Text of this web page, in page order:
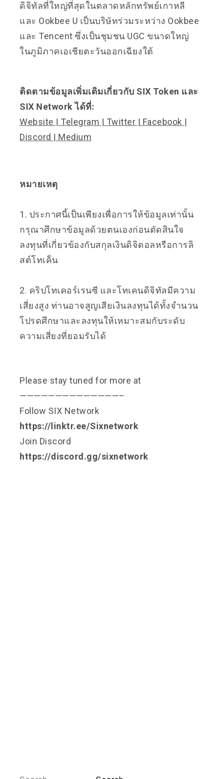
ดิจิทัลที่ใหญ่ที่สุดในตลาดหลักทรัพย์เกาหลี
และ Ookbee U เป็นบริษัทร่วมระหว่าง Ookbee
และ Tencent ซึ่งเป็นชุมชน UGC ขนาดใหญ่
ในภูมิภาคเอเชียตะวันออกเฉียงใต้
ติดตามข้อมูลเพิ่มเติมเกี่ยวกับ SIX Token และ
SIX Network ได้ที่:
Website | Telegram | Twitter | Facebook |
Discord | Medium
หมายเหตุ
1. ประกาศนี้เป็นเพียงเพื่อการให้ข้อมูลเท่านั้น
กรุณาศึกษาข้อมูลด้วยตนเองก่อนตัดสินใจ
ลงทุนที่เกี่ยวข้องกับสกุลเงินดิจิตอลหรือการลิ
สต์โทเค็น
2. คริปโทเคอร์เรนซี และโทเคนดิจิทัลมีความ
เสี่ยงสูง ท่านอาจสูญเสียเงินลงทุนได้ทั้งจำนวน
โปรดศึกษาและลงทุนให้เหมาะสมกับระดับ
ความเสี่ยงที่ยอมรับได้
Please stay tuned for more at
——————————————–
Follow SIX Network
https://linktr.ee/Sixnetwork
Join Discord
https://discord.gg/sixnetwork